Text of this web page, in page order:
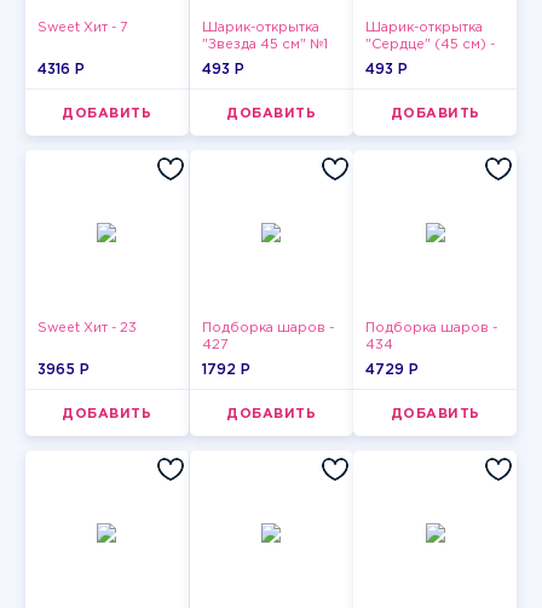
Sweet Хит - 7
4316 P
ДОБАВИТЬ
Шарик-открытка
"Звезда 45 см" №1
493 P
ДОБАВИТЬ
Шарик-открытка
"Сердце" (45 см) -
2
493 P
ДОБАВИТЬ
Sweet Хит - 23
3965 P
ДОБАВИТЬ
Подборка шаров -
427
1792 P
ДОБАВИТЬ
Подборка шаров -
434
4729 P
ДОБАВИТЬ